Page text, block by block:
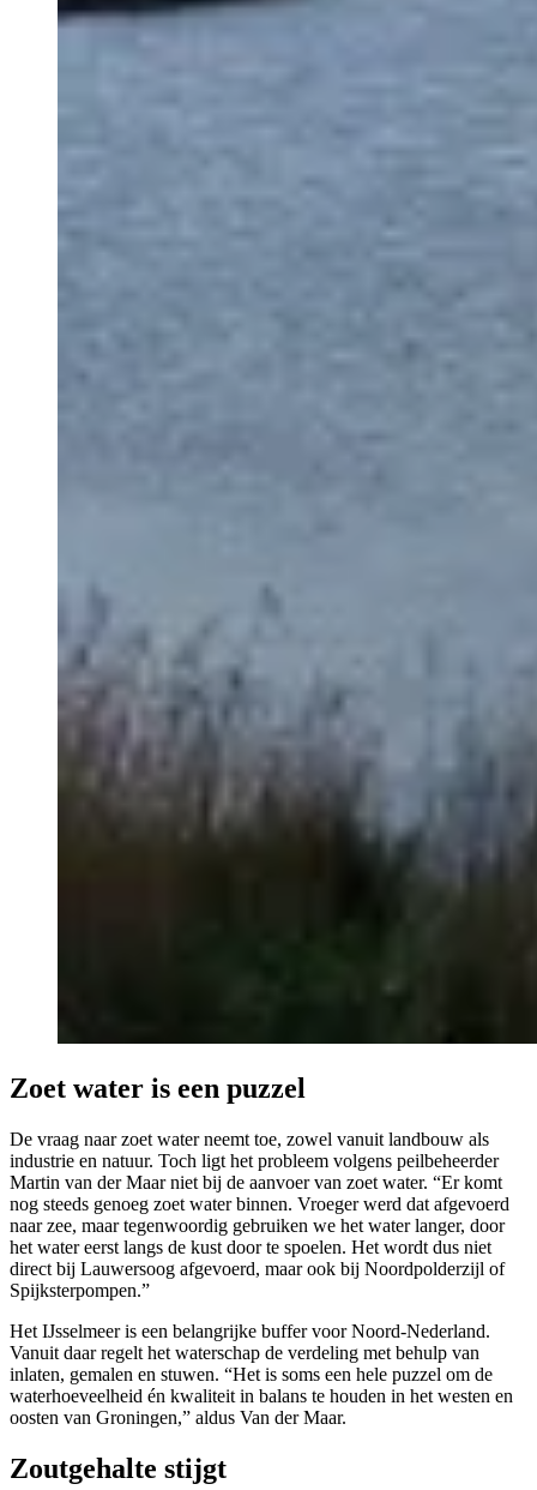
Zoet water is een puzzel
De vraag naar zoet water neemt toe, zowel vanuit landbouw als
industrie en natuur. Toch ligt het probleem volgens peilbeheerder
Martin van der Maar niet bij de aanvoer van zoet water. “Er komt
nog steeds genoeg zoet water binnen. Vroeger werd dat afgevoerd
naar zee, maar tegenwoordig gebruiken we het water langer, door
het water eerst langs de kust door te spoelen. Het wordt dus niet
direct bij Lauwersoog afgevoerd, maar ook bij Noordpolderzijl of
Spijksterpompen.”
Het IJsselmeer is een belangrijke buffer voor Noord-Nederland.
Vanuit daar regelt het waterschap de verdeling met behulp van
inlaten, gemalen en stuwen. “Het is soms een hele puzzel om de
waterhoeveelheid én kwaliteit in balans te houden in het westen en
oosten van Groningen,” aldus Van der Maar.
Zoutgehalte stijgt